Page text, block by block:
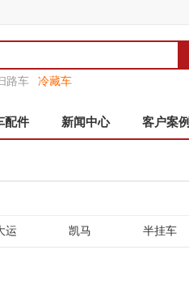
路车 冷藏车
配件 新闻中心 客户案例
运 凯马 半挂车